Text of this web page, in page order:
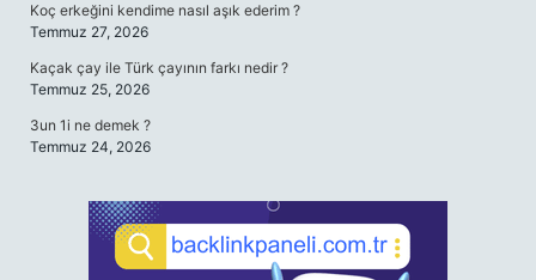
Koç erkeğini kendime nasıl aşık ederim ?
Temmuz 27, 2026
Kaçak çay ile Türk çayının farkı nedir ?
Temmuz 25, 2026
3un 1i ne demek ?
Temmuz 24, 2026